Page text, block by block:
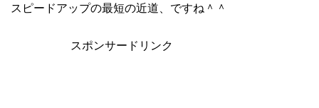
スピードアップの最短の近道、ですね＾＾
スポンサードリンク